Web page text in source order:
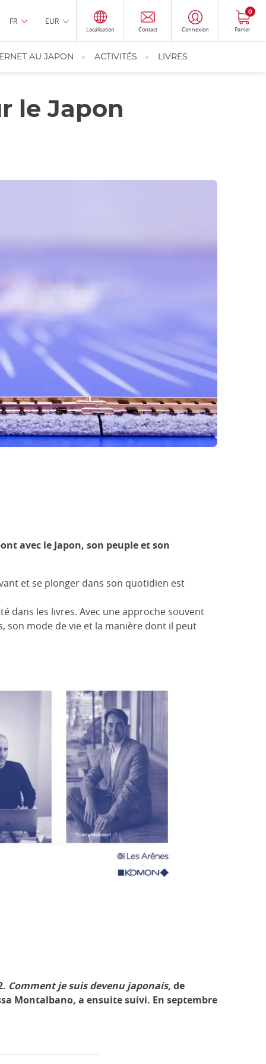
FR EUR
Localisation Contact Connexion Panier
0
AU JAPON ACTIVITÉS LIVRES
le Japon
avec le Japon, son peuple et son
et se plonger dans son quotidien est
dans les livres. Avec une approche souvent
son mode de vie et la manière dont il peut
Comment je suis devenu japonais, de
Montalbano, a ensuite suivi. En septembre